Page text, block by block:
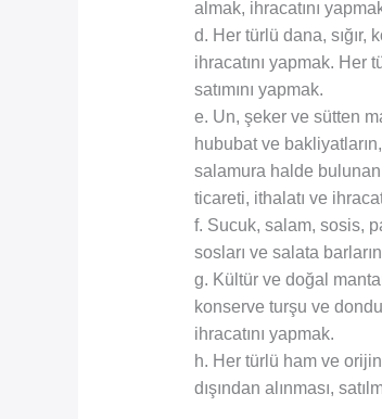
almak, ihracatını
d. Her türlü dana, sığır,
ihracatını yapmak. Her
satımını yapmak.
e. Un, şeker ve sütten
hububat ve
salamura halde
ticareti, ithalatı ve
f. Sucuk, salam, sosis,
sosları ve salata
g. Kültür ve doğal
konserve turşu ve
ihracatını yapmak.
h. Her türlü ham ve
dışından alınması,